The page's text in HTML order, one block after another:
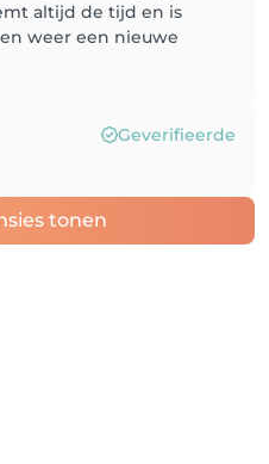
altijd de tijd en is
weer een nieuwe
Geverifieerde
tonen